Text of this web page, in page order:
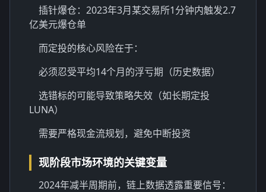
插针爆仓：2023年3月某交易所1分钟内触发2.7
亿美元爆仓单
而定投的核心风险在于：
必须忍受平均14个月的浮亏期（历史数据）
选错标的可能导致策略失效（如长期定投
LUNA）
需要严格现金流规划，避免中断投资
现阶段市场环境的关键变量
2024年减半周期前，链上数据透露重要信号：